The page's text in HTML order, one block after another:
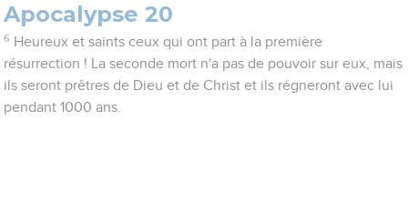
Apocalypse 20
6 Heureux et saints ceux qui ont part à la première
résurrection ! La seconde mort n'a pas de pouvoir sur eux, mais
ils seront prêtres de Dieu et de Christ et ils régneront avec lui
pendant 1000 ans.